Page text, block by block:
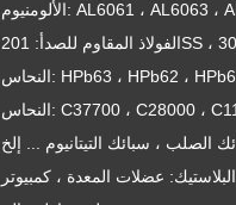
البلاستيك: عضلات المعدة ، كمبيوتر ، PE ، بوم ، دلرين ، نايلون ، تفلون ، ص ، جزيرة الأمير إدوارد